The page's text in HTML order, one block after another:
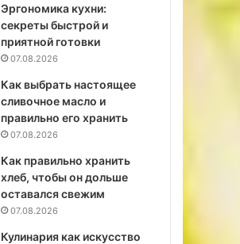
Эргономика кухни:
секреты быстрой и
приятной готовки
07.08.2026
Как выбрать настоящее
сливочное масло и
правильно его хранить
07.08.2026
Как правильно хранить
хлеб, чтобы он дольше
оставался свежим
07.08.2026
Кулинария как искусство